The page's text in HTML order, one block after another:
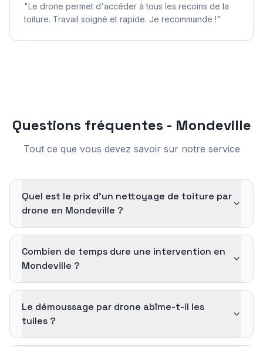
"Le drone permet d'accéder à tous les recoins de la
toiture. Travail soigné et rapide. Je recommande !"
Questions fréquentes - Mondeville
Tout ce que vous devez savoir sur notre service
Quel est le prix d'un nettoyage de toiture par
drone en Mondeville ?
Combien de temps dure une intervention en
Mondeville ?
Le démoussage par drone abîme-t-il les
tuiles ?